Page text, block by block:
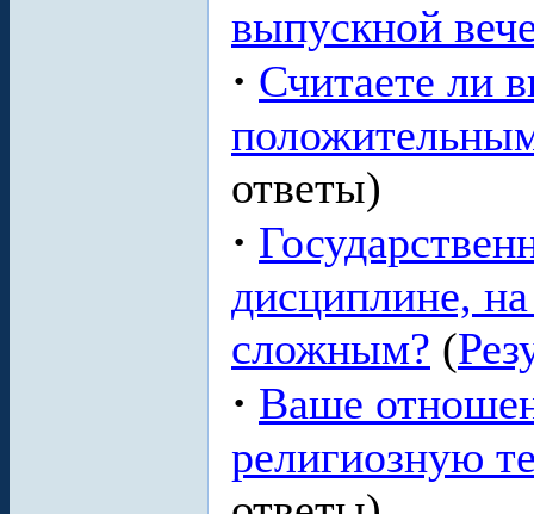
выпускной
· Считаете ли
ответы)
·
дисциплине,
сложным? (
· Ваше
религиозную